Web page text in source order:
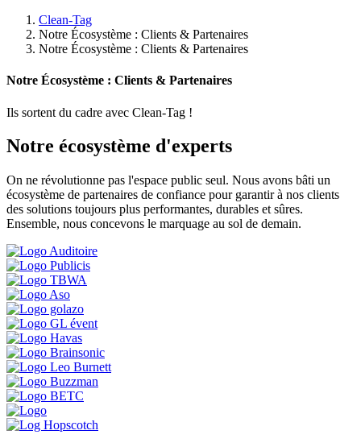
Clean-Tag
Notre Écosystème : Clients & Partenaires
Notre Écosystème : Clients & Partenaires
Notre Écosystème : Clients & Partenaires
Ils sortent du cadre avec Clean-Tag !
Notre écosystème d'experts
On ne révolutionne pas l'espace public seul. Nous avons bâti un
écosystème de partenaires de confiance pour garantir à nos clients
des solutions toujours plus performantes, durables et sûres.
Ensemble, nous concevons le marquage au sol de demain.